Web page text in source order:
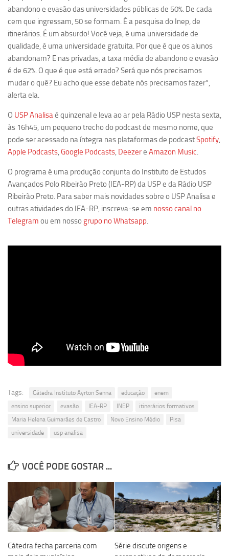
Revista Estudos Avançados
Espaço Cultural
Contato
Newsletter
abandono e evasão das universidades públicas de 50%. De cada
cem que ingressam, 50 se formam. É a pesquisa do Inep, de
itinerários. É um absurdo! Você veja, é uma universidade de
qualidade, é uma universidade gratuita. Por que é que os alunos
abandonam? E nas privadas, a taxa média de abandono e evasão
é de 62%. O que é que está errado? Será que nós precisamos
mudar o quê? Eu acho que esse debate nós precisamos fazer”,
alerta ela.
O USP Analisaé quinzenal e leva ao ar pela Rádio USP nesta sexta,
às 16h45, um pequeno trecho do podcast de mesmo nome, que
pode ser acessado na íntegra nas plataformas de podcastSpotify,
Apple Podcasts,Google Podcasts, Deezere Amazon Music.
O programa é uma produção conjunta do Instituto de Estudos
Avançados Polo Ribeirão Preto (IEA-RP) da USP e da Rádio USP
Ribeirão Preto. Para saber mais novidades sobre o USP Analisa e
outras atividades do IEA-RP, inscreva-se em nosso canal no
Telegram ou em nosso grupo no Whatsapp.
Tags: Cátedra Instituto Ayrton Senna educação
enem
ensino superior
evasão IEA-RP INEP
itinerários formativos
Maria Helena Guimarães de Castro
Novo Ensino Médio
Pisa
universidade
usp analisa
VOCÊ PODE GOSTAR ...
Cátedra fecha parceria com
Série discute origens e